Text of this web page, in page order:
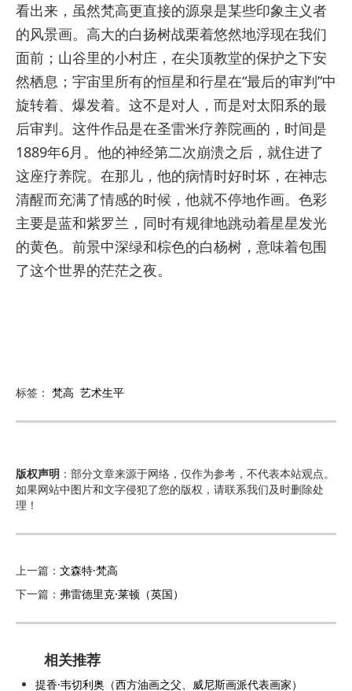
看出来，虽然梵高更直接的源泉是某些印象主义者
的风景画。高大的白扬树战栗着悠然地浮现在我们
面前；山谷里的小村庄，在尖顶教堂的保护之下安
然栖息；宇宙里所有的恒星和行星在“最后的审判”中
旋转着、爆发着。这不是对人，而是对太阳系的最
后审判。这件作品是在圣雷米疗养院画的，时间是
1889年6月。他的神经第二次崩溃之后，就住进了
这座疗养院。在那儿，他的病情时好时坏，在神志
清醒而充满了情感的时候，他就不停地作画。色彩
主要是蓝和紫罗兰，同时有规律地跳动着星星发光
的黄色。前景中深绿和棕色的白杨树，意味着包围
了这个世界的茫茫之夜。
标签： 梵高 艺术生平
版权声明 ：部分文章来源于网络，仅作为参考，不代表本站观点。
如果网站中图片和文字侵犯了您的版权，请联系我们及时删除处
理！
上一篇： 文森特·梵高
下一篇： 弗雷德里克·莱顿（英国）
相关推荐
提香·韦切利奥（西方油画之父、威尼斯画派代表画家）